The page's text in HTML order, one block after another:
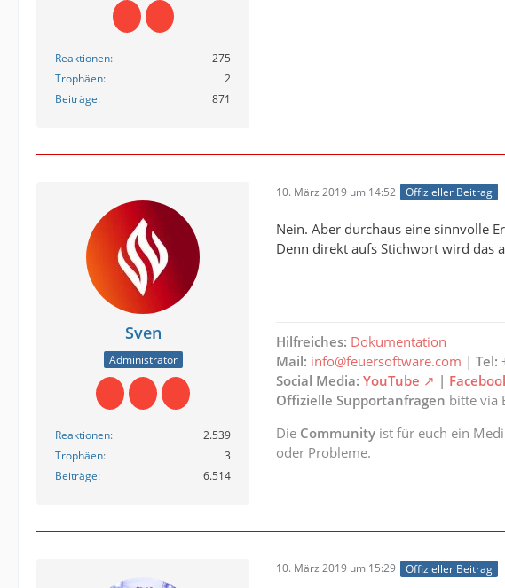
Reaktionen
275
Trophäen
2
Beiträge
871
Sven
Administrator
Reaktionen
2.539
Trophäen
3
Beiträge
6.514
10. März 2019 um 14:52 Offizieller Beitrag
Nein. Aber durchaus eine sinnvolle
Denn direkt aufs Stichwort wird das
Hilfreiches: Dokumentation
Mail: info@feuersoftware.com | Tel:
Social Media: YouTube |
Offizielle Supportanfragen bitte via
Die Community ist für euch ein
oder Probleme.
10. März 2019 um 15:29 Offizieller Beitrag